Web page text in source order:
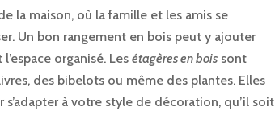
la maison, où la famille et les amis se
Un bon rangement en bois peut y ajouter
organisé. Lesétagères en bois sont
des bibelots ou même des plantes. Elles
à votre style de décoration, qu’il soit